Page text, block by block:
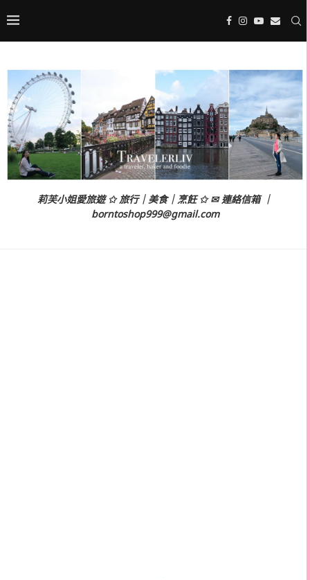
莉芙小姐愛旅遊 ✩ 旅行｜美食｜烹飪 ✩ ✉ 連絡信箱 ｜
borntoshop999@gmail.com